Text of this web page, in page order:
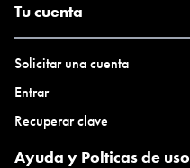
Tu cuenta
Solicitar una cuenta
Entrar
Recuperar clave
Ayuda y Polticas de uso